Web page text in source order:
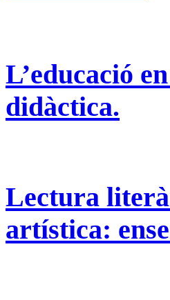
L’educació en
didàctica.
Lectura
artística: